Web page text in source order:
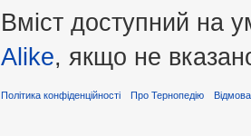
Вміст доступний на
Alike, якщо не
Політика конфіденційності Про Тернопедію Відмова